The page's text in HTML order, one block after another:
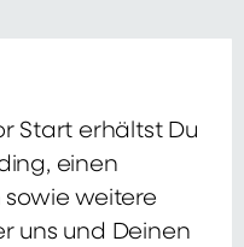
Start erhältst Du
einen
weitere
uns und Deinen